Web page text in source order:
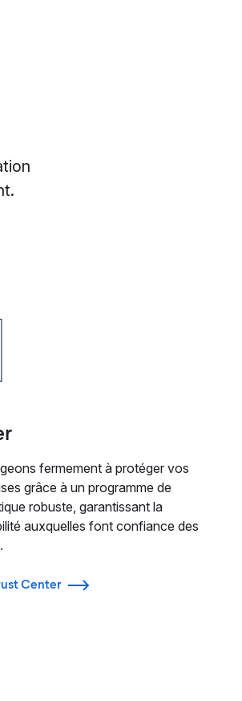
fermement à protéger vos
grâce à un programme de
robuste, garantissant la
auxquelles font confiance des
Center